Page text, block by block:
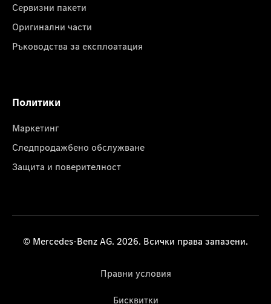
Сервизни пакети
Оригинални части
Ръководства за експлоатация
Политики
Маркетинг
Следпродажбено обслужване
Защита и поверителност
© Mercedes-Benz AG. 2026. Всички права запазени.
Правни условия
Бисквитки